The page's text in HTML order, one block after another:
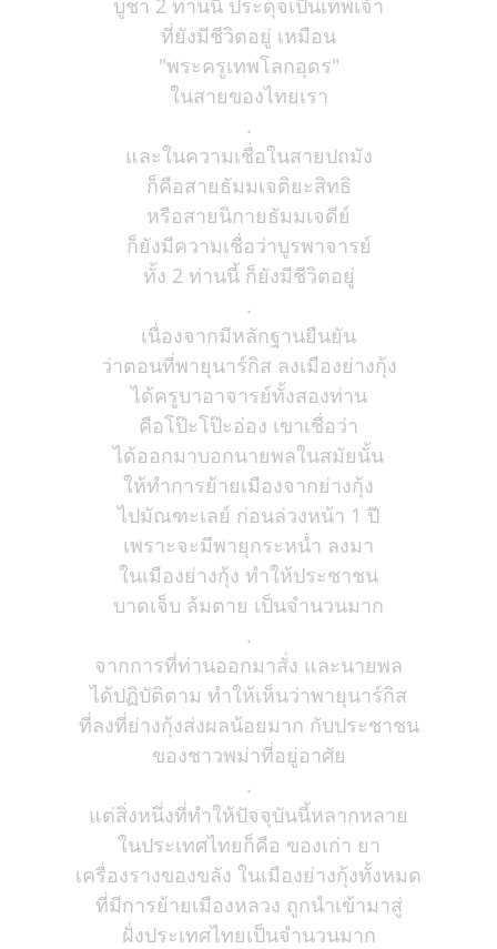
บูชา 2 ท่านนี้ ประดุจเป็นเทพเจ้า
ที่ยังมีชีวิตอยู่ เหมือน
"พระครูเทพโลกอุดร"
ในสายของไทยเรา
.
และในความเชื่อในสายปถมัง
ก็คือสายธัมมเจติยะสิทธิ
หรือสายนิกายธัมมเจดีย์
ก็ยังมีความเชื่อว่าบูรพาจารย์
ทั้ง 2 ท่านนี้ ก็ยังมีชีวิตอยู่
.
เนื่องจากมีหลักฐานยืนยัน
ว่าตอนที่พายุนาร์กิส ลงเมืองย่างกุ้ง
ได้ครูบาอาจารย์ทั้งสองท่าน
คือโป๊ะโป๊ะอ่อง เขาเชื่อว่า
ได้ออกมาบอกนายพลในสมัยนั้น
ให้ทำการย้ายเมืองจากย่างกุ้ง
ไปมัณฑะเลย์ ก่อนล่วงหน้า 1 ปี
เพราะจะมีพายุกระหน่ำ ลงมา
ในเมืองย่างกุ้ง ทำให้ประชาชน
บาดเจ็บ ล้มตาย เป็นจำนวนมาก
.
จากการที่ท่านออกมาสั่ง และนายพล
ได้ปฏิบัติตาม ทำให้เห็นว่าพายุนาร์กิส
ที่ลงที่ย่างกุ้งส่งผลน้อยมาก กับประชาชน
ของชาวพม่าที่อยู่อาศัย
.
แต่สิ่งหนึ่งที่ทำให้ปัจจุบันนี้หลากหลาย
ในประเทศไทยก็คือ ของเก่า ยา
เครื่องรางของขลัง ในเมืองย่างกุ้งทั้งหมด
ที่มีการย้ายเมืองหลวง ถูกนำเข้ามาสู่
ฝั่งประเทศไทยเป็นจำนวนมาก